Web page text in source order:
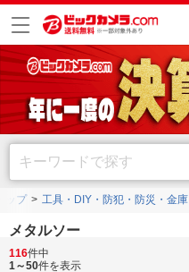
ップ 工具・DIY・防犯・防災・金庫
メタルソー
大同興業
に取り揃えております。
116件中
1～50件を表示